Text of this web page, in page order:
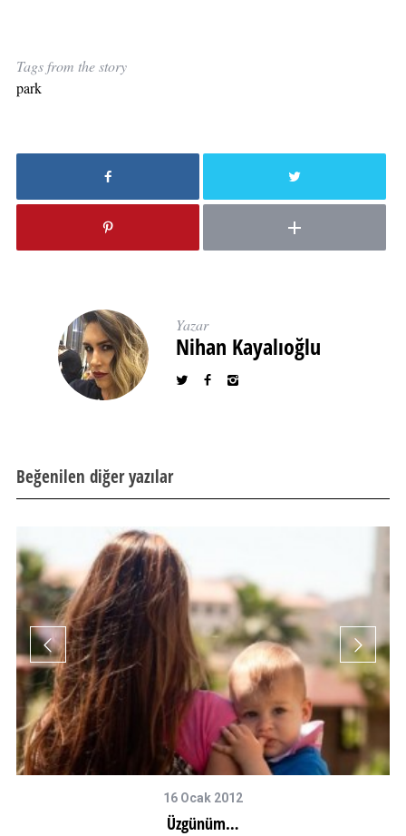
Tags from the story
park
Yazar
Nihan Kayalıoğlu
Beğenilen diğer yazılar
16 Ocak 2012
Üzgünüm…